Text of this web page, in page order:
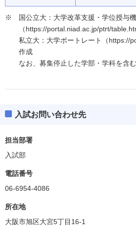
国公立大：大学改革支援・学位授与
（https://portal.niad.ac.jp/ptrt/
私立大：大学ポートレート（https://
作成
なお、募集停止した学部・学科を含
入試お問い合わせ先
担当部署
入試部
電話番号
06-6954-4086
所在地
大阪市旭区大宮5丁目16-1